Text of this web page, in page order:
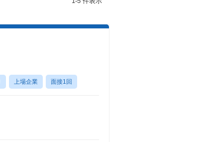
上場企業 面接1回